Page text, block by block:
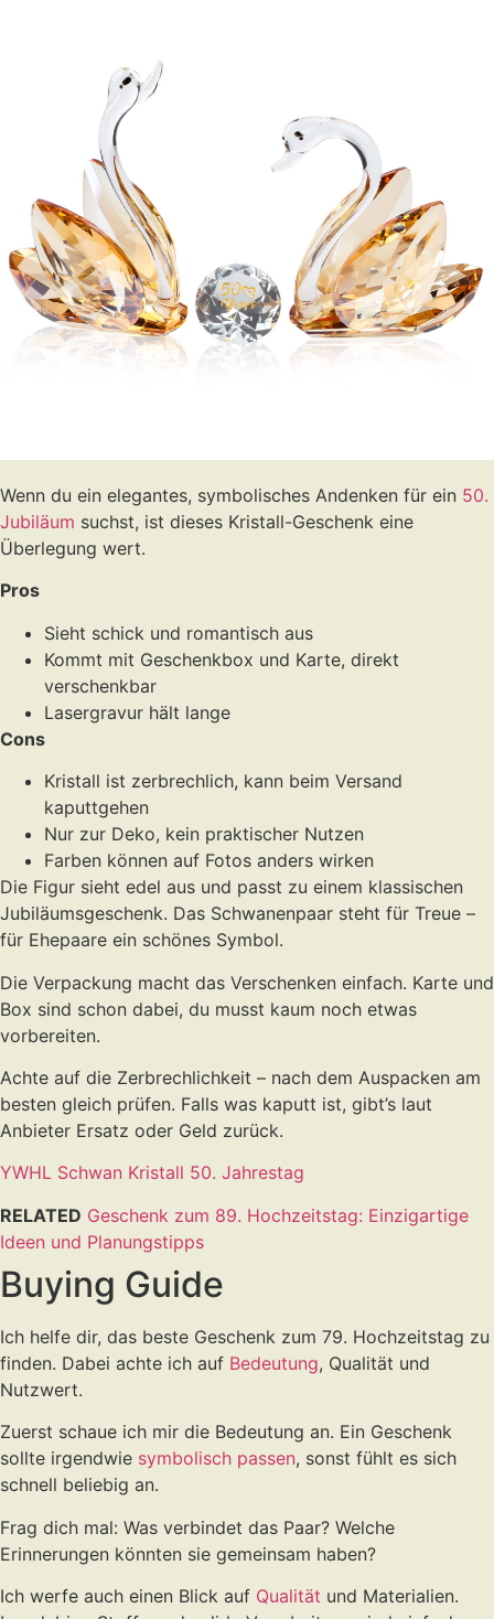
Wenn du ein elegantes, symbolisches Andenken für ein 50.
Jubiläum suchst, ist dieses Kristall-Geschenk eine
Überlegung wert.
Pros
Sieht schick und romantisch aus
Kommt mit Geschenkbox und Karte, direkt
verschenkbar
Lasergravur hält lange
Cons
Kristall ist zerbrechlich, kann beim Versand
kaputtgehen
Nur zur Deko, kein praktischer Nutzen
Farben können auf Fotos anders wirken
Die Figur sieht edel aus und passt zu einem klassischen
Jubiläumsgeschenk. Das Schwanenpaar steht für Treue –
für Ehepaare ein schönes Symbol.
Die Verpackung macht das Verschenken einfach. Karte und
Box sind schon dabei, du musst kaum noch etwas
vorbereiten.
Achte auf die Zerbrechlichkeit – nach dem Auspacken am
besten gleich prüfen. Falls was kaputt ist, gibt’s laut
Anbieter Ersatz oder Geld zurück.
YWHL Schwan Kristall 50. Jahrestag
RELATED Geschenk zum 89. Hochzeitstag: Einzigartige
Ideen und Planungstipps
Buying Guide
Ich helfe dir, das beste Geschenk zum 79. Hochzeitstag zu
finden. Dabei achte ich auf Bedeutung, Qualität und
Nutzwert.
Zuerst schaue ich mir die Bedeutung an. Ein Geschenk
sollte irgendwie symbolisch passen, sonst fühlt es sich
schnell beliebig an.
Frag dich mal: Was verbindet das Paar? Welche
Erinnerungen könnten sie gemeinsam haben?
Ich werfe auch einen Blick auf Qualität und Materialien.